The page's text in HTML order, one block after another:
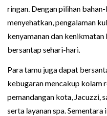
ringan. Dengan pilihan
menyehatkan, pengalaman
kenyamanan dan
bersantap sehari-hari.
Para tamu juga dapat
kebugaran mencakup kolam
pemandangan kota, Jacuzzi,
serta layanan spa.